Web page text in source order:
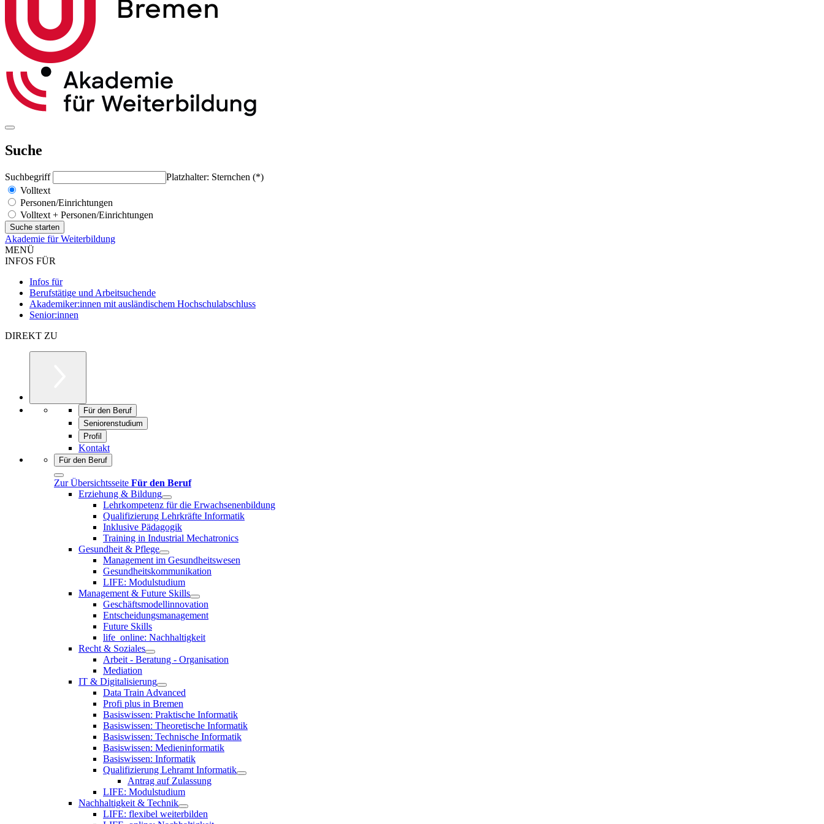
Suche
Suchbegriff
Platzhalter: Sternchen (*)
Volltext
Personen/Einrichtungen
Volltext + Personen/Einrichtungen
Akademie für Weiterbildung
MENÜ
INFOS FÜR
Infos für
Berufstätige und Arbeitsuchende
Akademiker:innen mit ausländischem Hochschulabschluss
Senior:innen
DIREKT ZU
Für den Beruf
Seniorenstudium
Profil
Kontakt
Für den Beruf
Zur Übersichtsseite Für den Beruf
Erziehung & Bildung
Lehrkompetenz für die Erwachsenenbildung
Qualifizierung Lehrkräfte Informatik
Inklusive Pädagogik
Training in Industrial Mechatronics
Gesundheit & Pflege
Management im Gesundheitswesen
Gesundheitskommunikation
LIFE: Modulstudium
Management & Future Skills
Geschäftsmodellinnovation
Entscheidungsmanagement
Future Skills
life_online: Nachhaltigkeit
Recht & Soziales
Arbeit - Beratung - Organisation
Mediation
IT & Digitalisierung
Data Train Advanced
Profi plus in Bremen
Basiswissen: Praktische Informatik
Basiswissen: Theoretische Informatik
Basiswissen: Technische Informatik
Basiswissen: Medieninformatik
Basiswissen: Informatik
Qualifizierung Lehramt Informatik
Antrag auf Zulassung
LIFE: Modulstudium
Nachhaltigkeit & Technik
LIFE: flexibel weiterbilden